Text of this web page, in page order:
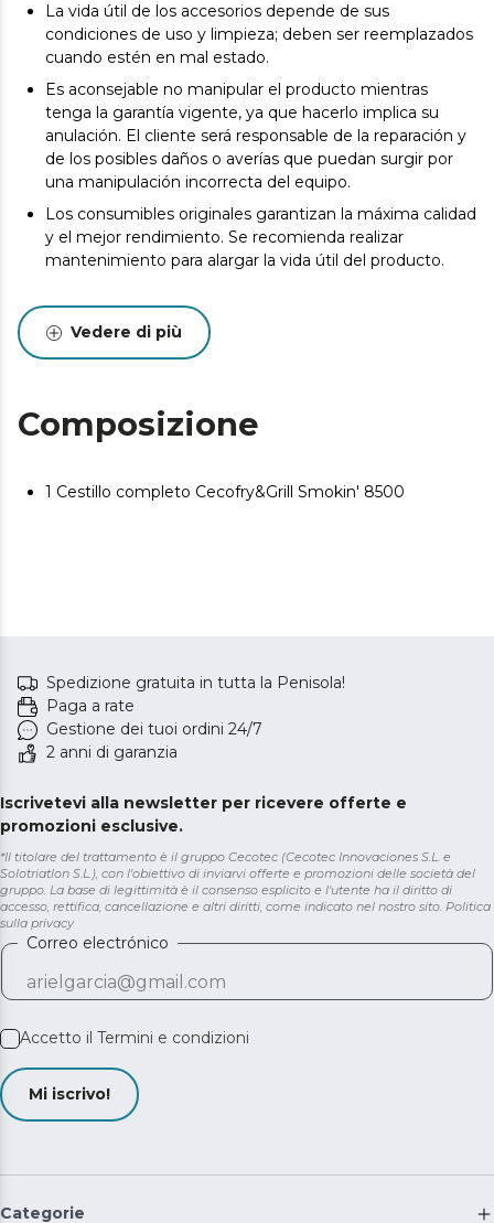
La vida útil de los accesorios depende de sus
condiciones de uso y limpieza; deben ser reemplazados
cuando estén en mal estado.
Es aconsejable no manipular el producto mientras
tenga la garantía vigente, ya que hacerlo implica su
anulación. El cliente será responsable de la reparación y
de los posibles daños o averías que puedan surgir por
una manipulación incorrecta del equipo.
Los consumibles originales garantizan la máxima calidad
y el mejor rendimiento. Se recomienda realizar
mantenimiento para alargar la vida útil del producto.
Vedere di più
Composizione
1 Cestillo completo Cecofry&Grill Smokin' 8500
Spedizione gratuita in tutta la Penisola!
Paga a rate
Gestione dei tuoi ordini 24/7
2 anni di garanzia
Iscrivetevi alla newsletter per ricevere offerte e
promozioni esclusive.
*Il titolare del trattamento è il gruppo Cecotec (Cecotec Innovaciones S.L. e
Solotriatlon S.L.), con l'obiettivo di inviarvi offerte e promozioni delle società del
gruppo. La base di legittimità è il consenso esplicito e l'utente ha il diritto di
accesso, rettifica, cancellazione e altri diritti, come indicato nel nostro sito. Politica
sulla privacy
Correo electrónico
Accetto il Termini e condizioni
Mi iscrivo!
Categorie